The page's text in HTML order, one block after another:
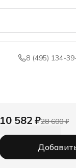
8 (495) 134-
10 582 ₽28 600 ₽